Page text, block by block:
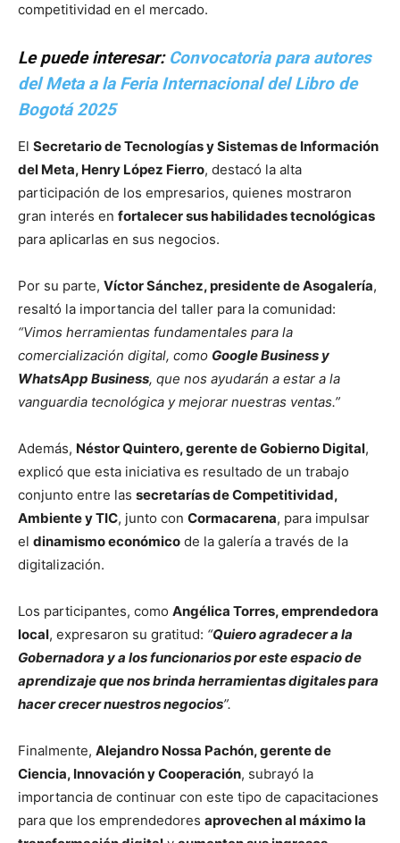
competitividad en el mercado.
Le puede interesar: Convocatoria para autores
del Meta a la Feria Internacional del Libro de
Bogotá 2025
El Secretario de Tecnologías y Sistemas de Información
del Meta, Henry López Fierro, destacó la alta
participación de los empresarios, quienes mostraron
gran interés en fortalecer sus habilidades tecnológicas
para aplicarlas en sus negocios.
Por su parte, Víctor Sánchez, presidente de Asogalería,
resaltó la importancia del taller para la comunidad:
“Vimos herramientas fundamentales para la
comercialización digital, como Google Business y
WhatsApp Business, que nos ayudarán a estar a la
vanguardia tecnológica y mejorar nuestras ventas.”
Además, Néstor Quintero, gerente de Gobierno Digital,
explicó que esta iniciativa es resultado de un trabajo
conjunto entre las secretarías de Competitividad,
Ambiente y TIC, junto con Cormacarena, para impulsar
el dinamismo económico de la galería a través de la
digitalización.
Los participantes, como Angélica Torres, emprendedora
local, expresaron su gratitud: “Quiero agradecer a la
Gobernadora y a los funcionarios por este espacio de
aprendizaje que nos brinda herramientas digitales para
hacer crecer nuestros negocios”.
Finalmente, Alejandro Nossa Pachón, gerente de
Ciencia, Innovación y Cooperación, subrayó la
importancia de continuar con este tipo de capacitaciones
para que los emprendedores aprovechen al máximo la